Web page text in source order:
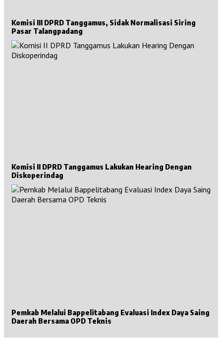
Komisi III DPRD Tanggamus, Sidak Normalisasi Siring
Pasar Talangpadang
Komisi II DPRD Tanggamus Lakukan Hearing Dengan
Diskoperindag
Pemkab Melalui Bappelitabang Evaluasi Index Daya Saing
Daerah Bersama OPD Teknis